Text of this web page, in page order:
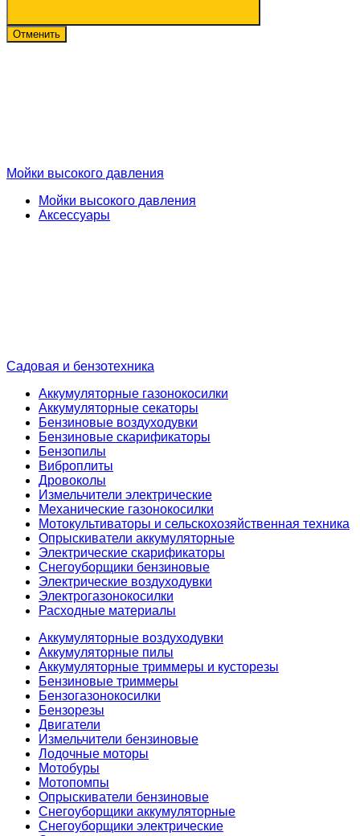
Отменить
Мойки высокого давления
Мойки высокого давления
Аксессуары
Садовая и бензотехника
Аккумуляторные газонокосилки
Аккумуляторные секаторы
Бензиновые воздуходувки
Бензиновые скарификаторы
Бензопилы
Виброплиты
Дровоколы
Измельчители электрические
Механические газонокосилки
Мотокультиваторы и сельскохозяйственная техника
Опрыскиватели аккумуляторные
Электрические скарификаторы
Снегоуборщики бензиновые
Электрические воздуходувки
Электрогазонокосилки
Расходные материалы
Аккумуляторные воздуходувки
Аккумуляторные пилы
Аккумуляторные триммеры и кусторезы
Бензиновые триммеры
Бензогазонокосилки
Бензорезы
Двигатели
Измельчители бензиновые
Лодочные моторы
Мотобуры
Мотопомпы
Опрыскиватели бензиновые
Снегоуборщики аккумуляторные
Снегоуборщики электрические